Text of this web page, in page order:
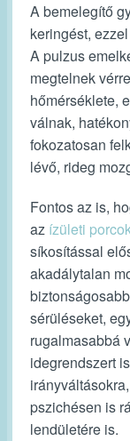
A bemelegítő
keringést,
A pulzus
megtelnek
hőmérséklete,
válnak,
fokozatosan
lévő, rideg
Fontos az is,
az ízületi
síkosítással
akadálytalan
sérüléseket,
rugalmasabbá
idegrendszert
pszichésen is
lendületére is.